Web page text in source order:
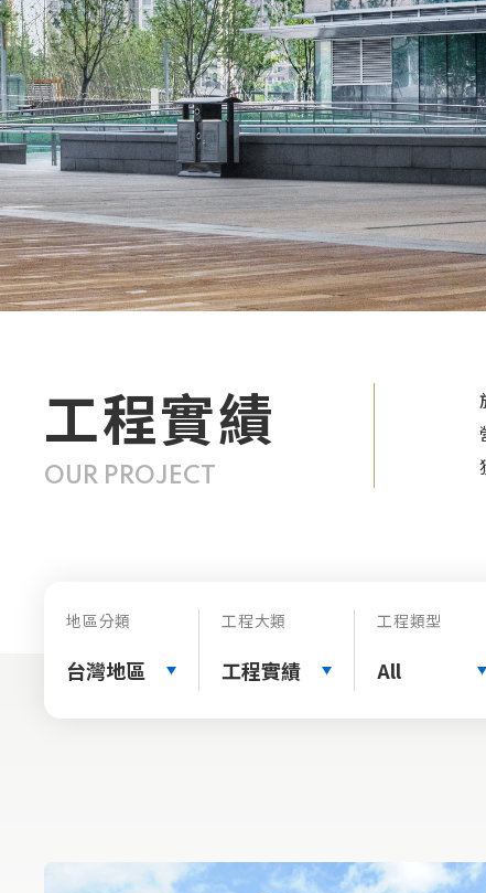
工程實績
OUR PROJECT
地區分類
台灣地區
工程大類
工程實績
工程類型
All